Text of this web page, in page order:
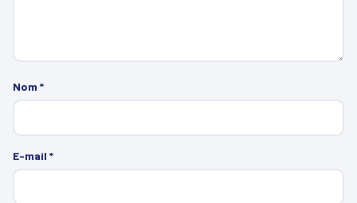
Nom *
E-mail *